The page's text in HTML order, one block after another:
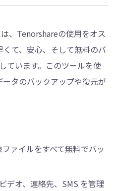
、Tenorshareの使用をオス
くて、安心、そして無料のバ
ています。このツールを使
タのバックアップや復元が
ァイルをすべて無料でバッ
デオ、連絡先、SMS を管理